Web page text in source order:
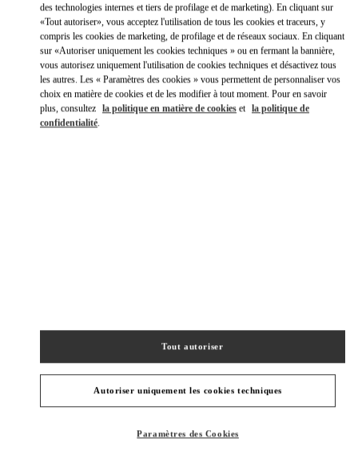
Link Opens in New Tab
des technologies internes et tiers de profilage et de marketing). En cliquant sur
«Tout autoriser», vous acceptez l'utilisation de tous les cookies et traceurs, y
compris les cookies de marketing, de profilage et de réseaux sociaux. En cliquant
sur «Autoriser uniquement les cookies techniques » ou en fermant la bannière,
vous autorisez uniquement l'utilisation de cookies techniques et désactivez tous
les autres. Les « Paramètres des cookies » vous permettent de personnaliser vos
choix en matière de cookies et de les modifier à tout moment. Pour en savoir
plus, consultez la politique en matière de cookies et la politique de
confidentialité.
Autoriser uniquement les cookies techniques
Tout autoriser
Paramètres des Cookies